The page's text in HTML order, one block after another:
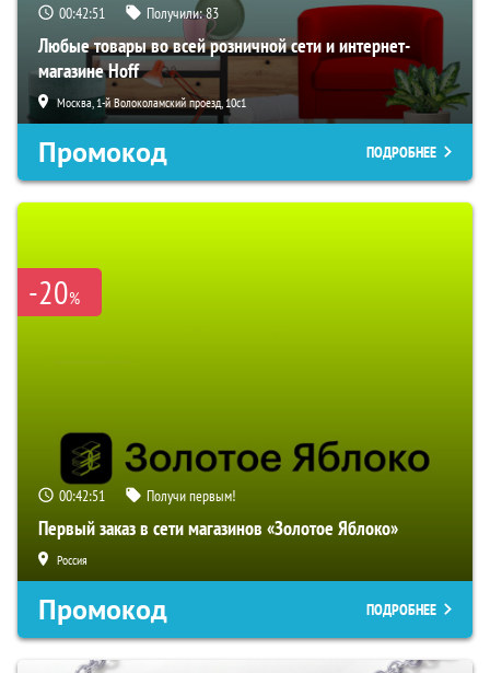
00:42:50 Получили:83
Любые товары во всей розничной сети и интернет-
магазине Hoff
Москва, 1-й Волоколамский проезд, 10с1
Промокод ПОДРОБНЕЕ
-20%
00:42:50 Получи первым!
Первый заказ в сети магазинов «Золотое Яблоко»
Россия
Промокод ПОДРОБНЕЕ